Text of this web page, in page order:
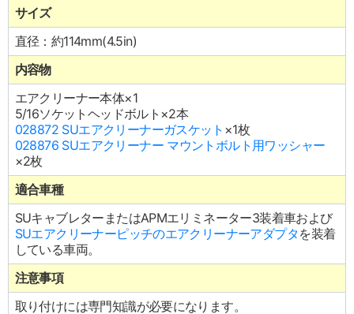
サイズ
直径：約114mm(4.5in)
内容物
エアクリーナー本体×1
5/16ソケットヘッドボルト×2本
028872 SUエアクリーナーガスケット ×1枚
028876 SUエアクリーナー マウントボルト用ワッシャー
×2枚
適合車種
SUキャブレターまたはAPMエリミネーター3装着車および
SUエアクリーナーピッチのエアクリーナーアダプタを装着
している車両。
注意事項
取り付けには専門知識が必要になります。